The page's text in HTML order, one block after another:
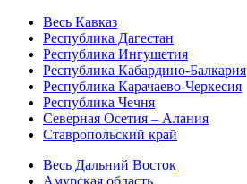
Весь Кавказ
Республика Дагестан
Республика Ингушетия
Республика Кабардино-Балкария
Республика Карачаево-Черкесия
Республика Чечня
Северная Осетия – Алания
Ставропольский край
Весь Дальний Восток
Амурская область